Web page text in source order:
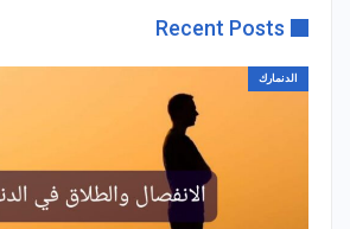
Recent Posts
الدنمارك